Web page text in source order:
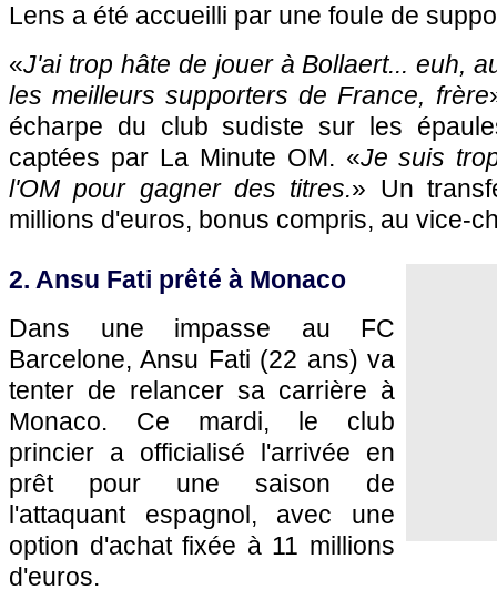
Lens a été accueilli par une foule de
«J'ai trop hâte de jouer à Bollaert... euh,
les meilleurs supporters de France, frère
écharpe du club sudiste sur les
captées par La Minute OM. «Je suis
l'OM pour gagner des titres.» Un
millions d'euros, bonus compris, au vice-
2. Ansu Fati prêté à Monaco
Dans une impasse au FC
Barcelone, Ansu Fati (22 ans) va
tenter de relancer sa carrière à
Monaco. Ce mardi, le club
princier a officialisé l'arrivée en
prêt pour une saison de
l'attaquant espagnol, avec une
option d'achat fixée à 11 millions
d'euros.